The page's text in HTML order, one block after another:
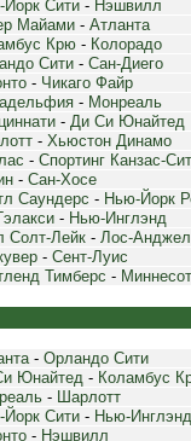
Йорк Сити - Нэшвилл
Майами - Атланта
Крю - Колорадо
Сити - Сан-Диего
- Чикаго Файр
- Монреаль
- Ди Си Юнайтед
- Хьюстон Динамо
- Спортинг Канзас-
- Сан-Хосе
Саундерс - Нью-Йорк
- Нью-Инглэнд
Солт-Лейк - Лос-
- Сент-Луис
Тимберс -
- Орландо Сити
Юнайтед - Коламбус
- Шарлотт
Йорк Сити - Нью-Инглэнд
- Нэшвилл